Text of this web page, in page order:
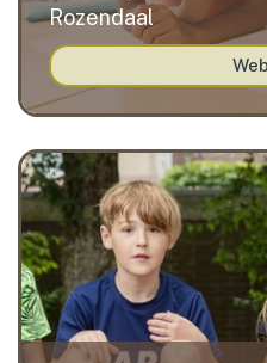
Rozendaal